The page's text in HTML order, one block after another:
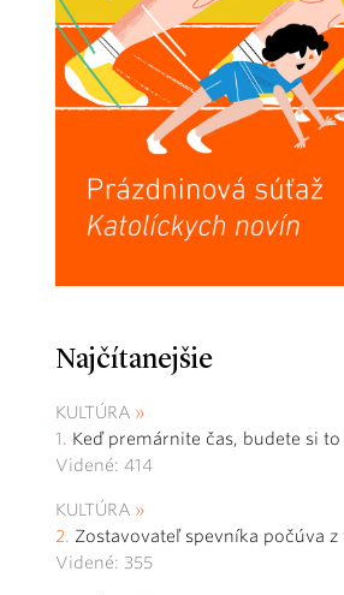
Najčítanejšie
KULTÚRA
Keď premárnite čas, budete si
Videné: 414
KULTÚRA
Zostavovateľ spevníka počúva z
Videné: 355